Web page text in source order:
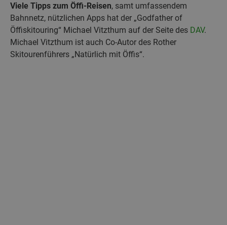
Viele Tipps zum Öffi-Reisen, samt umfassendem
Bahnnetz, nützlichen Apps hat der „Godfather of
Öffiskitouring“ Michael Vitzthum auf der Seite des DAV.
Michael Vitzthum ist auch Co-Autor des Rother
Skitourenführers „Natürlich mit Öffis“.